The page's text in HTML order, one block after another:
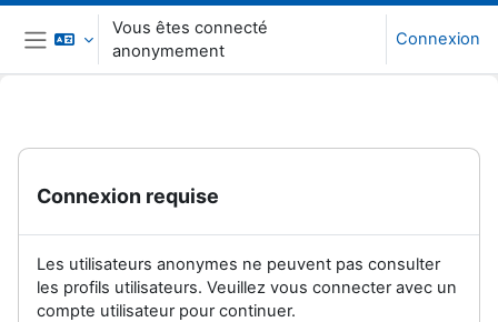
Passer au contenu principal
Panneau latéral
Vous êtes connecté
anonymement
Connexion
Connexion requise
Les utilisateurs anonymes ne peuvent pas consulter
les profils utilisateurs. Veuillez vous connecter avec un
compte utilisateur pour continuer.